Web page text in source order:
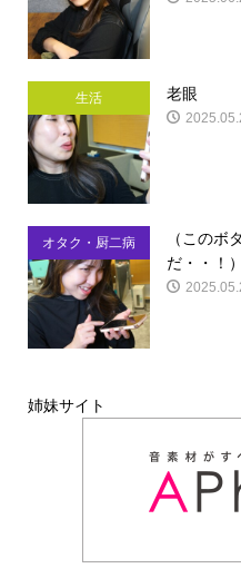
生活 老眼
オタク・厨二病
（このボ
だ・・！）
姉妹サイト